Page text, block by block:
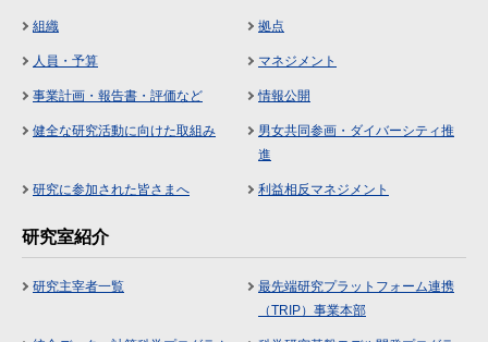
組織 拠点
人員・予算 マネジメント
事業計画・報告書・評価など 情報公開
健全な研究活動に向けた取組み
男女共同参画・ダイバーシティ推
進
研究に参加された皆さまへ 利益相反マネジメント
研究室紹介
研究主宰者一覧
最先端研究プラットフォーム連携
（TRIP）事業本部